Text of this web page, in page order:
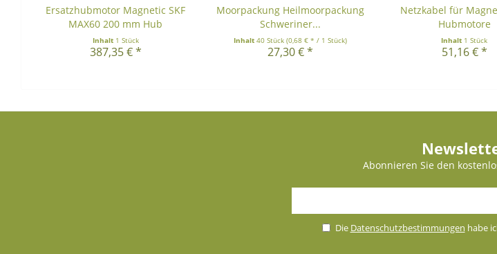
Ersatzhubmotor Magnetic SKF
MAX60 200 mm Hub
Inhalt 1 Stück
387,35 € *
Moorpackung Heilmoorpackung
Schweriner...
Inhalt 40 Stück (0,68 € * / 1 Stück)
27,30 € *
Netzkabel für
Hubmotore
Inhalt 1 Stück
51,16 € *
Abonnieren Sie den
Die Datenschutzbestimmungen habe